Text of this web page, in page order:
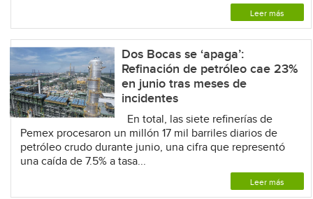
Leer más
Dos Bocas se ‘apaga’:
Refinación de petróleo cae 23%
en junio tras meses de
incidentes
En total, las siete refinerías de
Pemex procesaron un millón 17 mil barriles diarios de
petróleo crudo durante junio, una cifra que representó
una caída de 7.5% a tasa...
Leer más